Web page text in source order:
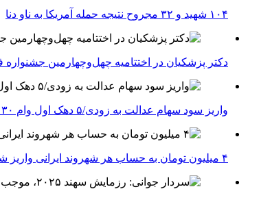
۱۰۴ شهید و ۳۲ مجروح نتیجه حمله آمریکا به ناو دنا
دکتر پزشکیان در اختتامیه چهل‌وچهارمین جشنواره
واریز سود سهام عدالت به زودی/۵ دهک اول وام ۳۰ میلیون تومانی می‌گیرند
۴ میلیون تومان به حساب هر شهروند ایرانی واریز شد